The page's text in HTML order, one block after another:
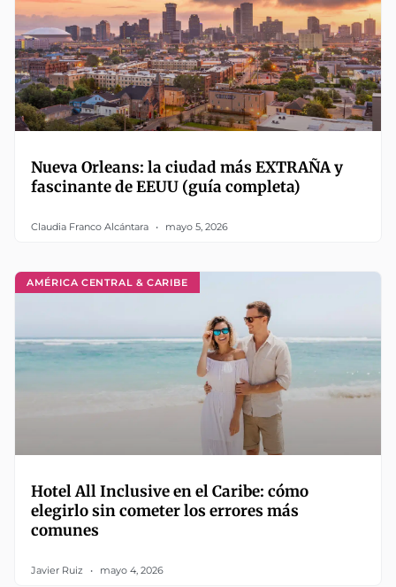
Nueva Orleans: la ciudad más EXTRAÑA y
fascinante de EEUU (guía completa)
Claudia Franco Alcántara mayo 5, 2026
AMÉRICA CENTRAL & CARIBE
Hotel All Inclusive en el Caribe: cómo
elegirlo sin cometer los errores más
comunes
Javier Ruiz mayo 4, 2026